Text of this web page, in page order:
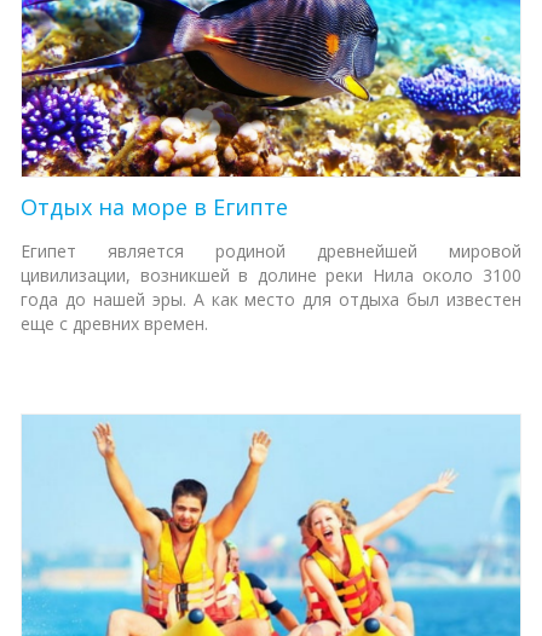
Отдых на море в Египте
Египет является родиной древнейшей мировой
цивилизации, возникшей в долине реки Нила около 3100
года до нашей эры. А как место для отдыха был известен
еще с древних времен.